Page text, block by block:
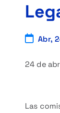
Abr,
24 de
Las